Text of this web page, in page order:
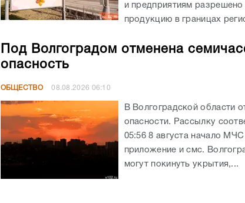
и предприятиям
продукцию в границах
Под Волгоградом отменена
опасность
ОБЩЕСТВО 08.08.2026 06:10
В Волгоградской области
опасности. Рассылку
05:56 8 августа начало
приложение и смс.
могут покинуть укрытия,...